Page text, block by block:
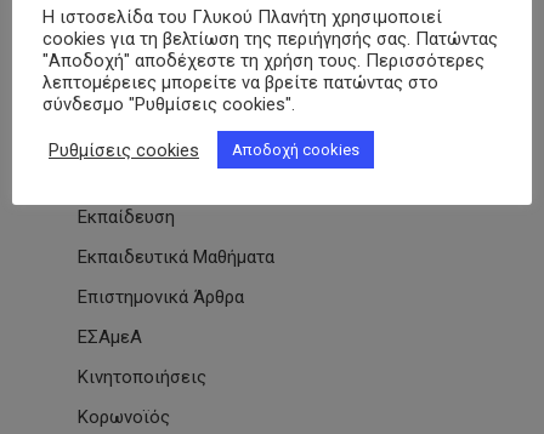
Διαβητικό Χωριό
Δράσεις
Εγκύκλιοι
Εθνικές & Διεθνείς Συμβάσεις
Εκπαίδευση
Εκπαιδευτικά Μαθήματα
Επιστημονικά Άρθρα
ΕΣΑμεΑ
Κινητοποιήσεις
Κορωνοϊός
Η ιστοσελίδα του Γλυκού Πλανήτη χρησιμοποιεί
cookies για τη βελτίωση της περιήγησής σας. Πατώντας
"Αποδοχή" αποδέχεστε τη χρήση τους. Περισσότερες
λεπτομέρειες μπορείτε να βρείτε πατώντας στο
σύνδεσμο "Ρυθμίσεις cookies".
Ρυθμίσεις cookies Αποδοχή cookies